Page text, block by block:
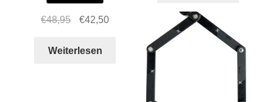
€48,95
Ursprünglicher
war:
€42,50Aktueller
Weiterlesen